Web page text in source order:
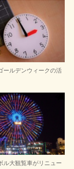
ールデンウィークの活
ル大観覧車がリニュー